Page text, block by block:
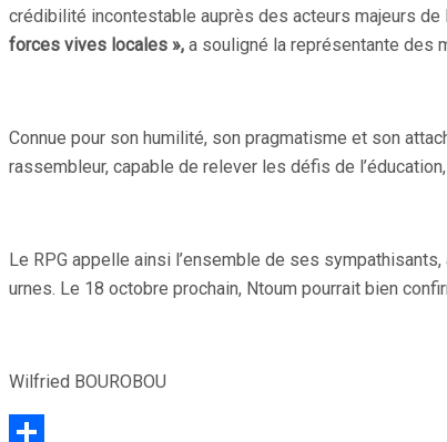
crédibilité incontestable auprès des acteurs majeurs de
forces vives locales », a souligné la représentante des
Connue pour son humilité, son pragmatisme et son
rassembleur, capable de relever les défis de
Le RPG appelle ainsi l’ensemble de ses
urnes. Le 18 octobre prochain, Ntoum pourrait bien
Wilfried BOUROBOU